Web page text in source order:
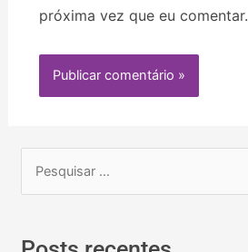
próxima vez que eu comentar.